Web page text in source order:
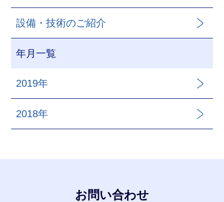
設備・技術のご紹介
年月一覧
2019年
2018年
お問い合わせ